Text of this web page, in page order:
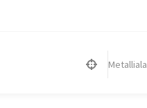
Metalliala